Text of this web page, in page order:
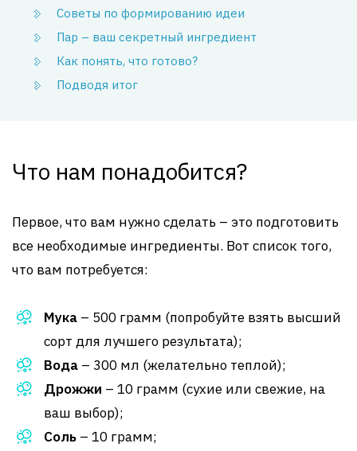
Советы по формированию идеи
Пар – ваш секретный ингредиент
Как понять, что готово?
Подводя итог
Что нам понадобится?
Первое, что вам нужно сделать – это подготовить
все необходимые ингредиенты. Вот список того,
что вам потребуется:
Мука – 500 грамм (попробуйте взять высший
сорт для лучшего результата);
Вода – 300 мл (желательно теплой);
Дрожжи – 10 грамм (сухие или свежие, на
ваш выбор);
Соль – 10 грамм;